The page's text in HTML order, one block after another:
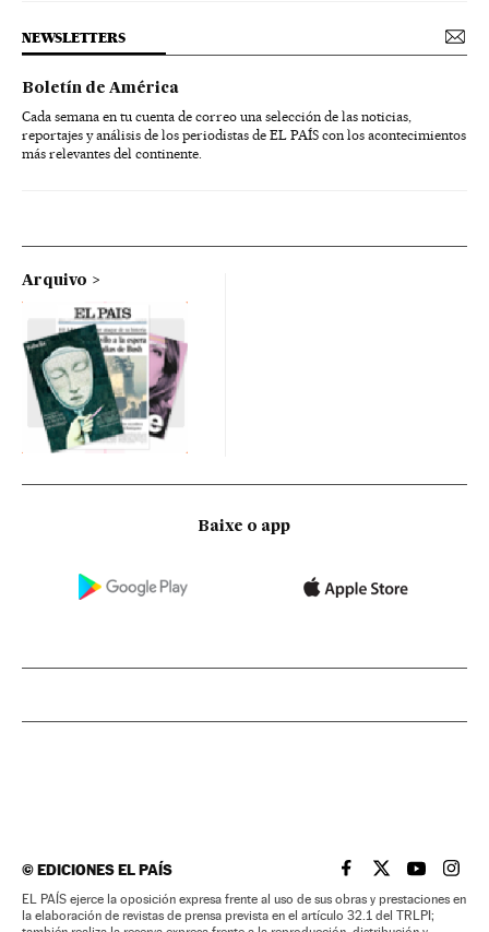
NEWSLETTERS
Boletín de América
Cada semana en tu cuenta de correo una selección de las noticias,
reportajes y análisis de los periodistas de EL PAÍS con los acontecimientos
más relevantes del continente.
Arquivo
Baixe o app
©EDICIONES EL PAÍS EL PAÍS BRASIL EN
EL PAÍSEL PAÍS
EL
EL PAÍS ejerce la oposición expresa frente al uso de sus obras y prestaciones en
la elaboración de revistas de prensa prevista en el artículo 32.1 del TRLPI;